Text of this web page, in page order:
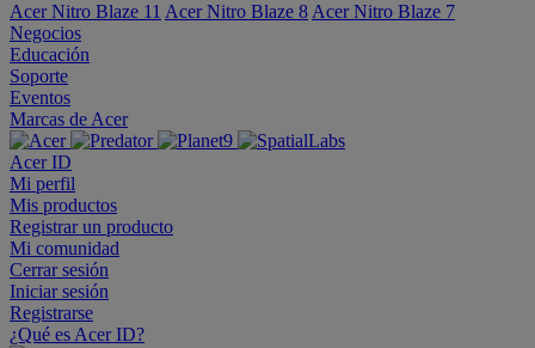
Acer Nitro Blaze 11 Acer Nitro Blaze 8 Acer Nitro Blaze 7
Negocios
Educación
Soporte
Eventos
Marcas de Acer
Acer ID
Mi perfil
Mis productos
Registrar un producto
Mi comunidad
Cerrar sesión
Iniciar sesión
Registrarse
¿Qué es Acer ID?